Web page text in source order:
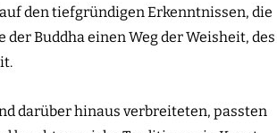
den tiefgründigen Erkenntnissen, die
Buddha einen Weg der Weisheit, des
darüber hinaus verbreiteten, passten